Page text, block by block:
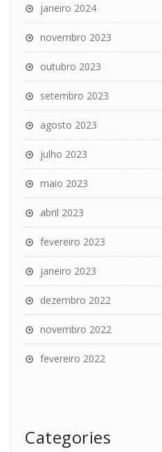
janeiro 2024
novembro 2023
outubro 2023
setembro 2023
agosto 2023
julho 2023
maio 2023
abril 2023
fevereiro 2023
janeiro 2023
dezembro 2022
novembro 2022
fevereiro 2022
Categories